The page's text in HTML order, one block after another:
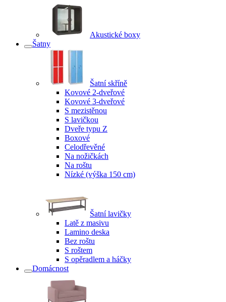
Akustické boxy
Šatny
Šatní skříně
Kovové 2-dveřové
Kovové 3-dveřové
S mezistěnou
S lavičkou
Dveře typu Z
Boxové
Celodřevěné
Na nožičkách
Na roštu
Nízké (výška 150 cm)
Šatní lavičky
Latě z masivu
Lamino deska
Bez roštu
S roštem
S opěradlem a háčky
Domácnost